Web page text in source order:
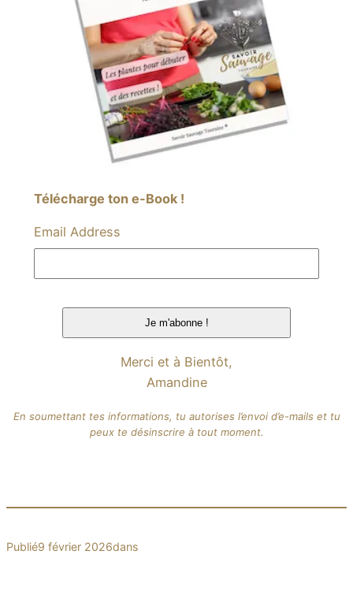
Télécharge ton e-Book !
Email Address
Merci et à Bientôt,
Amandine
En soumettant tes informations, tu autorises l’envoi d’e-mails et tu
peux te désinscrire à tout moment.
Publié9 février 2026dans